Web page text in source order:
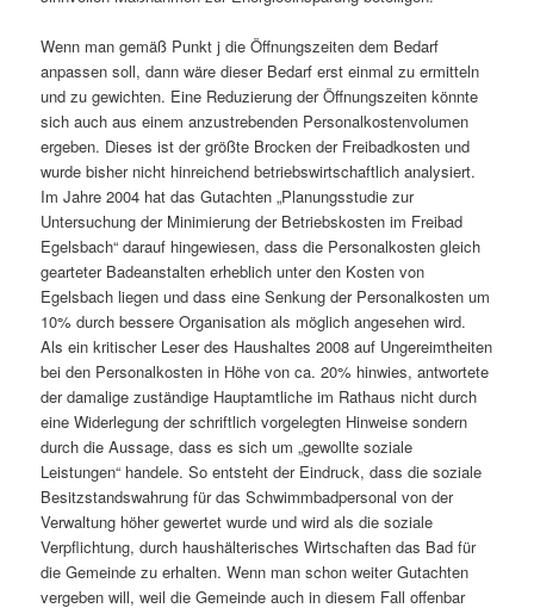
Wenn man gemäß Punkt j die Öffnungszeiten dem Bedarf
anpassen soll, dann wäre dieser Bedarf erst einmal zu ermitteln
und zu gewichten. Eine Reduzierung der Öffnungszeiten könnte
sich auch aus einem anzustrebenden Personalkostenvolumen
ergeben. Dieses ist der größte Brocken der Freibadkosten und
wurde bisher nicht hinreichend betriebswirtschaftlich analysiert.
Im Jahre 2004 hat das Gutachten „Planungsstudie zur
Untersuchung der Minimierung der Betriebskosten im Freibad
Egelsbach“ darauf hingewiesen, dass die Personalkosten gleich
gearteter Badeanstalten erheblich unter den Kosten von
Egelsbach liegen und dass eine Senkung der Personalkosten um
10% durch bessere Organisation als möglich angesehen wird.
Als ein kritischer Leser des Haushaltes 2008 auf Ungereimtheiten
bei den Personalkosten in Höhe von ca. 20% hinwies, antwortete
der damalige zuständige Hauptamtliche im Rathaus nicht durch
eine Widerlegung der schriftlich vorgelegten Hinweise sondern
durch die Aussage, dass es sich um „gewollte soziale
Leistungen“ handele. So entsteht der Eindruck, dass die soziale
Besitzstandswahrung für das Schwimmbadpersonal von der
Verwaltung höher gewertet wurde und wird als die soziale
Verpflichtung, durch haushälterisches Wirtschaften das Bad für
die Gemeinde zu erhalten. Wenn man schon weiter Gutachten
vergeben will, weil die Gemeinde auch in diesem Fall offenbar